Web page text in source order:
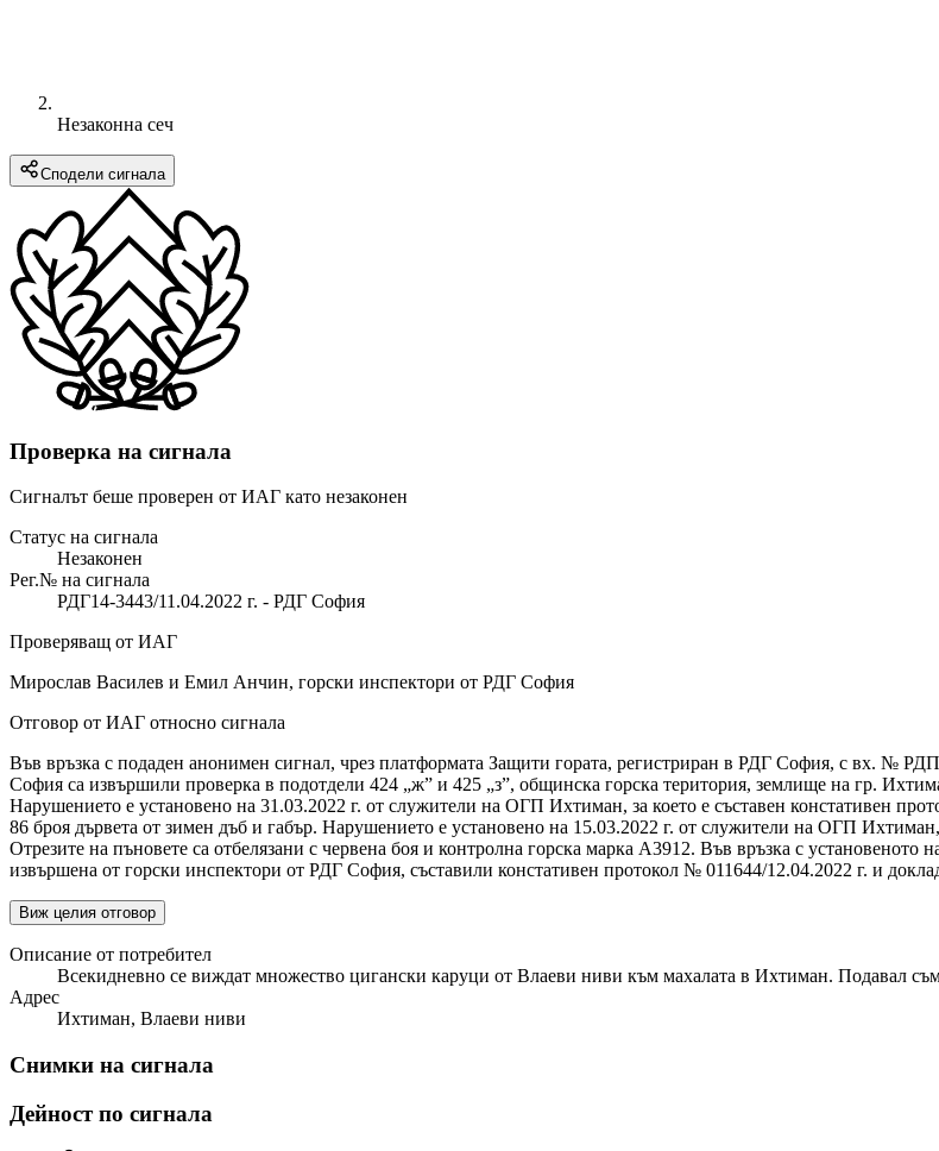
Незаконна сеч
Сподели сигнала
Проверка на сигнала
Сигналът беше проверен от ИАГ като незаконен
Статус на сигнала
Незаконен
Рег.№ на сигнала
РДГ14-3443/11.04.2022 г. - РДГ София
Проверяващ от ИАГ
Мирослав Василев и Емил Анчин, горски инспектори от РДГ София
Отговор от ИАГ относно сигнала
Във връзка с подаден анонимен сигнал, чрез платформата Защити гората, регистриран в РДГ София, с вх. №
София са извършили проверка в подотдели 424 „ж” и 425 „з”, общинска горска територия, землище на гр.
Нарушението е установено на 31.03.2022 г. от служители на ОГП Ихтиман, за което е съставен констативен
86 броя дървета от зимен дъб и габър. Нарушението е установено на 15.03.2022 г. от служители на ОГП
Отрезите на пъновете са отбелязани с червена боя и контролна горска марка А3912. Във връзка с
извършена от горски инспектори от РДГ София, съставили констативен протокол № 011644/12.04.2022 г. и
Виж целия отговор
Описание от потребител
Всекидневно се виждат множество цигански каруци от Влаеви ниви към махалата в Ихтиман. Подавал съм
Адрес
Ихтиман, Влаеви ниви
Снимки на сигнала
Дейност по сигнала